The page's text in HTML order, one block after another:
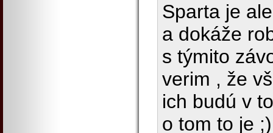
Sparta je
a dokáže
s týmito
verim , že
ich budú v
o tom to je ;)